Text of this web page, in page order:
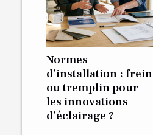
Normes
d’installation : frein
ou tremplin pour
les innovations
d’éclairage ?